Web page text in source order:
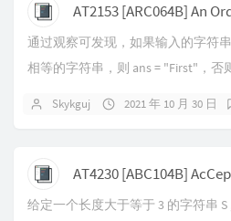
AT2153 [ARC064B] An
通过观察可发现，如果输入的字符
相等的字符串，则 ans = "First"，否
Skykguj 2021 年 10 月 30 日
AT4230 [ABC104B]
给定一个长度大于等于 3 的字符串